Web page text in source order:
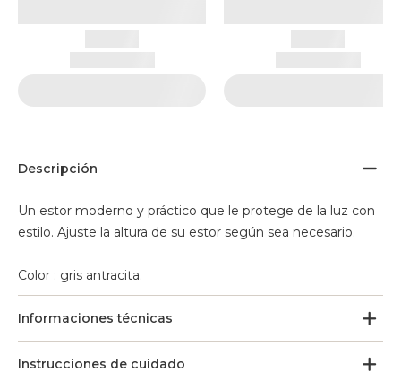
Descripción
Un estor moderno y práctico que le protege de la luz con
estilo. Ajuste la altura de su estor según sea necesario.
Color : gris antracita.
Informaciones técnicas
Instrucciones de cuidado